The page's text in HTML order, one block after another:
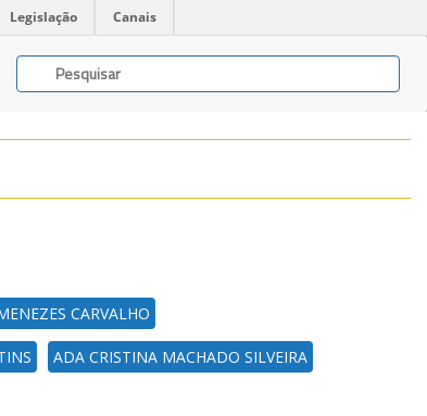
Legislação Canais
CARVALHO
ADA CRISTINA MACHADO SILVEIRA